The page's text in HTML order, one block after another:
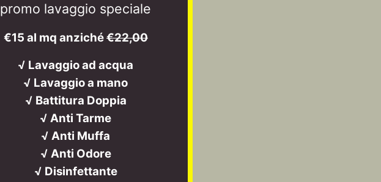
promo lavaggio speciale
€15 al mq anziché€22,00
√ Lavaggio ad acqua
√ Lavaggio a mano
√ Battitura Doppia
√ Anti Tarme
√ Anti Muffa
√ Anti Odore
√ Disinfettante